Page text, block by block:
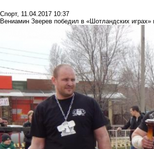
Спорт, 11.04.2017 10:37
Вениамин Зверев победил в «Шотландских